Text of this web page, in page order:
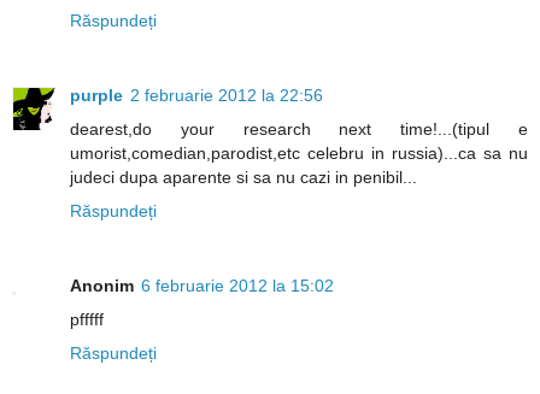
Răspundeți
purple 2 februarie 2012 la 22:56
dearest,do your research next time!...(tipul e
umorist,comedian,parodist,etc celebru in russia)...ca sa nu
judeci dupa aparente si sa nu cazi in penibil...
Răspundeți
Anonim 6 februarie 2012 la 15:02
pfffff
Răspundeți